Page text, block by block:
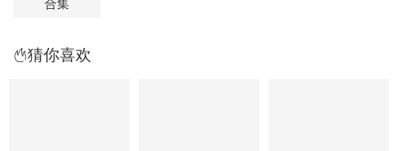
合集
猜你喜欢